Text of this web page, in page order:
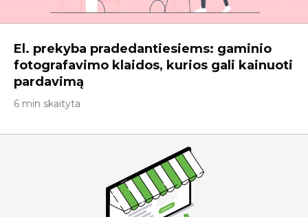
El. prekyba pradedantiesiems: gaminio
fotografavimo klaidos, kurios gali kainuoti
pardavimą
6 min skaityta